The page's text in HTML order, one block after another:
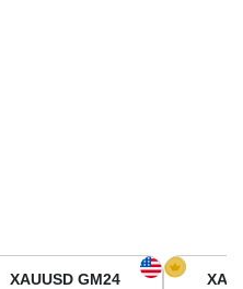
del sur
XAUUSD GM24